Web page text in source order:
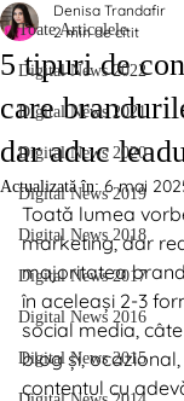
Toate Articolele
Digital News 2022
Digital News 2021
Digital News 2020
Digital News 2019
Digital News 2018
Digital News 2017
Digital News 2016
Digital News 2015
5 tipuri de
care
dar aduc
Denisa Trandafir
2 min de citit
Actualizată în:6 mai
Toată lumea
marketing, dar
majoritatea
în aceleași 2-3
social media,
blog și,
contentul cu